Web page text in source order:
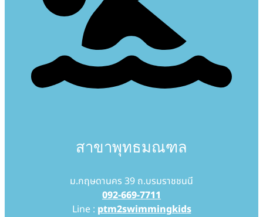
สาขาพุทธมณฑล
ม.กฤษดานคร 39 ถ.บรมราชชนนี
092-669-7711
Line : ptm2swimmingkids